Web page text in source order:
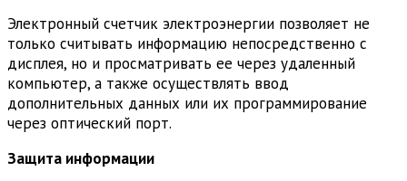
Электронный счетчик электроэнергии позволяет не
только считывать информацию непосредственно с
дисплея, но и просматривать ее через удаленный
компьютер, а также осуществлять ввод
дополнительных данных или их программирование
через оптический порт.
Защита информации